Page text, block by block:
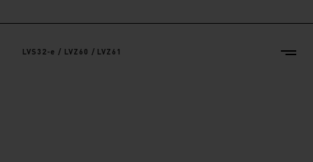
LVS32-e / LVZ60 / LVZ61